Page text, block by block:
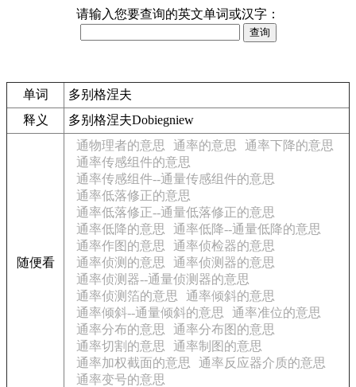
请输入您要查询的英文单词或汉字：
单词
多别格涅夫
释义
多别格涅夫Dobiegniew
随便看
通物理者的意思 通率的意思
通率下降的意思
通率传感组件的意思
通率传感组件--通量传感组件的意思
通率低落修正的意思
通率低落修正--通量低落修正的意思
通率低降的意思
通率低降--通量低降的意思
通率作图的意思
通率侦检器的意思
通率侦测的意思
通率侦测器的意思
通率侦测器--通量侦测器的意思
通率侦测箔的意思
通率倾斜的意思
通率倾斜--通量倾斜的意思
通率准位的意思
通率分布的意思
通率分布图的意思
通率切割的意思
通率制图的意思
通率加权截面的意思
通率反应器介质的意思
通率变号的意思